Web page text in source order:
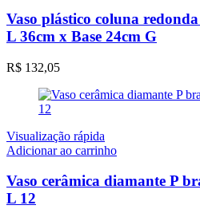
Vaso plástico coluna
L 36cm x Base 24cm G
R$ 132,05
Visualização rápida
Adicionar ao carrinho
Vaso cerâmica diamante P
L 12